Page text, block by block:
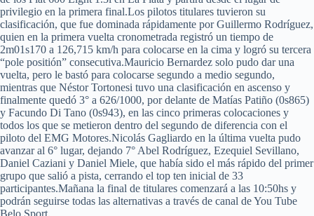
privilegio en la primera final.Los pilotos titulares tuvieron su
clasificación, que fue dominada rápidamente por Guillermo Rodríguez,
quien en la primera vuelta cronometrada registró un tiempo de
2m01s170 a 126,715 km/h para colocarse en la cima y logró su tercera
“pole positión” consecutiva.Mauricio Bernardez solo pudo dar una
vuelta, pero le bastó para colocarse segundo a medio segundo,
mientras que Néstor Tortonesi tuvo una clasificación en ascenso y
finalmente quedó 3° a 626/1000, por delante de Matías Patiño (0s865)
y Facundo Di Tano (0s943), en las cinco primeras colocaciones y
todos los que se metieron dentro del segundo de diferencia con el
piloto del EMG Motores.Nicolás Gagliardo en la última vuelta pudo
avanzar al 6° lugar, dejando 7° Abel Rodríguez, Ezequiel Sevillano,
Daniel Caziani y Daniel Miele, que había sido el más rápido del primer
grupo que salió a pista, cerrando el top ten inicial de 33
participantes.Mañana la final de titulares comenzará a las 10:50hs y
podrán seguirse todas las alternativas a través de canal de You Tube
Belo Sport.